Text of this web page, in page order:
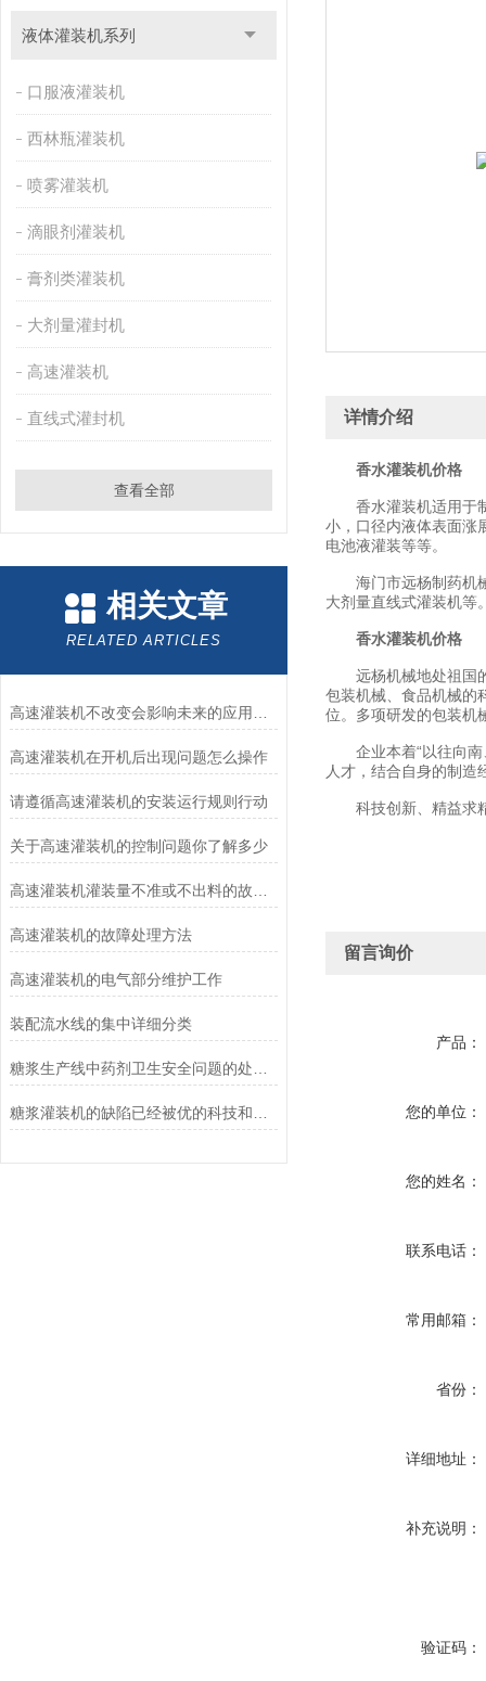
液体灌装机系列
口服液灌装机
西林瓶灌装机
喷雾灌装机
滴眼剂灌装机
膏剂类灌装机
大剂量灌封机
高速灌装机
直线式灌封机
查看全部
相关文章
RELATED ARTICLES
高速灌装机在开机后出现问题怎么操作
请遵循高速灌装机的安装运行规则行动
关于高速灌装机的控制问题你了解多少
高速灌装机的故障处理方法
高速灌装机的电气部分维护工作
装配流水线的集中详细分类
详情介绍
香水灌装机价格
香水灌装机适用于制
小，口径内液体表面涨
电池液灌装等等。
海门市远杨制药机械
大剂量直线式灌装机等
香水灌装机价格
远杨机械地处祖国的
包装机械、食品机械的
位。多项研发的包装机
企业本着“以往向南
人才，结合自身的制造
科技创新、精益求
留言询价
产品：
您的单位：
您的姓名：
联系电话：
常用邮箱：
省份：
详细地址：
补充说明：
验证码：